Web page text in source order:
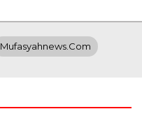
Mufasyahnews.com